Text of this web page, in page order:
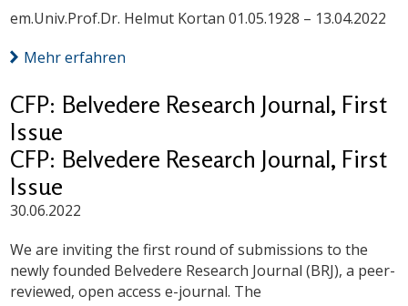
em.Univ.Prof.Dr. Helmut Kortan 01.05.1928 – 13.04.2022
Mehr erfahren
CFP: Belvedere Research Journal, First
Issue
CFP: Belvedere Research Journal, First
Issue
30.06.2022
We are inviting the first round of submissions to the
newly founded Belvedere Research Journal (BRJ), a peer-
reviewed, open access e-journal. The